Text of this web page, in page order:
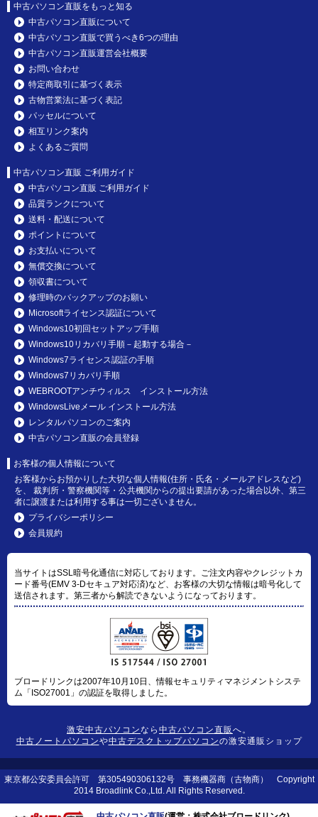
中古パソコン直販をもっと知る
中古パソコン直販について
中古パソコン直販で買うべき6つの理由
中古パソコン直販運営会社概要
お問い合わせ
特定商取引に基づく表示
古物営業法に基づく表記
パッセルについて
相互リンク案内
よくあるご質問
中古パソコン直販 ご利用ガイド
中古パソコン直販 ご利用ガイド
品質ランクについて
送料・配送について
ポイントについて
お支払いについて
無償交換について
領収書について
修理時のバックアップのお願い
Microsoftライセンス認証について
Windows10初回セットアップ手順
Windows10リカバリ手順－起動する場合－
Windows7ライセンス認証の手順
Windows7リカバリ手順
WEBROOTアンチウィルス インストール方法
WindowsLiveメール インストール方法
レンタルパソコンのご案内
中古パソコン直販の会員登録
お客様の個人情報について
お客様からお預かりした大切な個人情報(住所・氏名・メールアドレスなど)
を、 裁判所・警察機関等・公共機関からの提出要請があった場合以外、第三
者に譲渡または利用する事は一切ございません。
プライバシーポリシー
会員規約
当サイトはSSL暗号化通信に対応しております。ご注文内容やクレジットカ
ード番号(EMV 3-Dセキュア対応済)など、お客様の大切な情報は暗号化して
送信されます。第三者から解読できないようになっております。
ブロードリンクは2007年10月10日、情報セキュリティマネジメントシステ
ム「ISO27001」の認証を取得しました。
激安中古パソコンなら 中古パソコン直販 へ。
中古ノートパソコンや中古デスクトップパソコンの激安通販ショップ
東京都公安委員会許可 第305490306132号 事務機器商（古物商） Copyright
2014 Broadlink Co.,Ltd. All Rights Reserved.